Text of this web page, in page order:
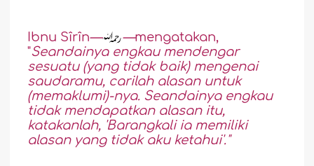
Ibnu Sîrîn— —mengatakan,
"Seandainya engkau mendengar
sesuatu (yang tidak baik) mengenai
saudaramu, carilah alasan untuk
(memaklumi)-nya. Seandainya engkau
tidak mendapatkan alasan itu,
katakanlah, 'Barangkali ia memiliki
alasan yang tidak aku ketahui'."